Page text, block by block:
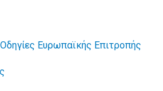
Οδηγίες Ευρωπαϊκής Επιτροπής